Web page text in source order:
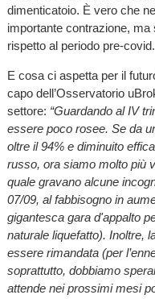
dimenticatoio. È vero che
importante contrazione,
rispetto al periodo pre-covid.
E cosa ci aspetta per il
capo dell’Osservatorio
settore: “Guardando al IV
essere poco rosee. Se da
oltre il 94% e diminuito
russo, ora siamo molto più
quale gravano alcune
07/09, al fabbisogno in
gigantesca gara d'appalto
naturale liquefatto). Inoltre,
essere rimandata (per
soprattutto, dobbiamo
attende nei prossimi mesi